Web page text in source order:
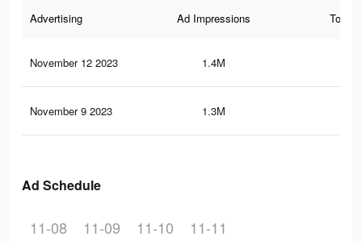
Advertising Ad Impressions Total
November 12 2023 1.4M
November 9 2023 1.3M
Ad Schedule
11-08 11-09 11-10 11-11